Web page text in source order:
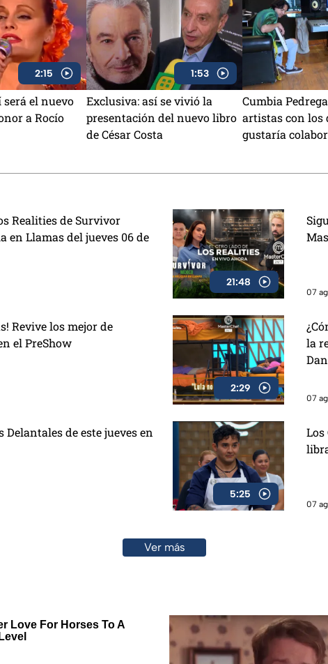
2:15
será el nuevo
a Rocío
1:53
Exclusiva: así se vivió la
presentación del nuevo libro
de César Costa
Cumbia
artistas con los
gustaría
Realities de Survivor
en Llamas del jueves 06 de
21:48
07
Revive los mejor de
el PreShow
2:29
la
07
Delantales de este jueves en
5:25
07
Ver más